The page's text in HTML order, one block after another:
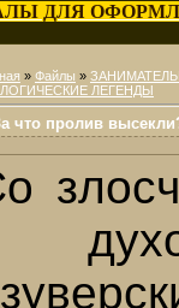
ДЛЯ
» Файлы »
ЛЕГЕНДЫ
что пролив